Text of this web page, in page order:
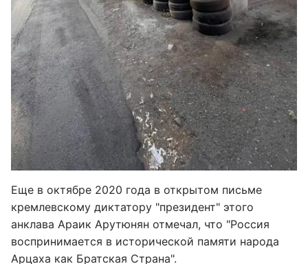
Еще в октябре 2020 года в открытом письме
кремлевскому диктатору "президент" этого
анклава Араик Арутюнян отмечал, что "Россия
воспринимается в исторической памяти народа
Арцаха как Братская Страна".